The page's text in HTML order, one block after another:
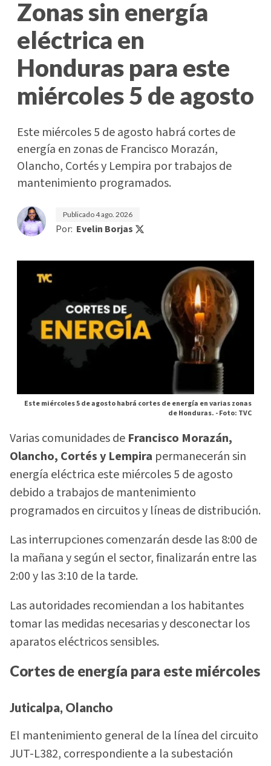
Zonas sin energía
eléctrica en
Honduras para este
miércoles 5 de agosto
Este miércoles 5 de agosto habrá cortes de
energía en zonas de Francisco Morazán,
Olancho, Cortés y Lempira por trabajos de
mantenimiento programados.
Publicado4 ago. 2026
Por: Evelin Borjas
Este miércoles 5 de agosto habrá cortes de energía en varias zonas
de Honduras. -Foto: TVC
Varias comunidades de Francisco Morazán,
Olancho, Cortés y Lempira permanecerán sin
energía eléctrica este miércoles 5 de agosto
debido a trabajos de mantenimiento
programados en circuitos y líneas de distribución.
Las interrupciones comenzarán desde las 8:00 de
la mañana y según el sector, finalizarán entre las
2:00 y las 3:10 de la tarde.
Las autoridades recomiendan a los habitantes
tomar las medidas necesarias y desconectar los
aparatos eléctricos sensibles.
Cortes de energía para este miércoles
Juticalpa, Olancho
El mantenimiento general de la línea del circuito
JUT-L382, correspondiente a la subestación